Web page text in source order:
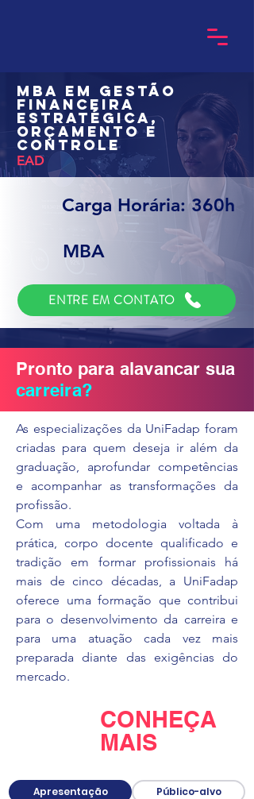
MBA em Gestão
Financeira
Estratégica,
Orçamento e
Controle
EAD
Carga Horária: 360h
MBA
ENTRE EM CONTATO
Pronto para alavancar sua
carreira?
As especializações da UniFadap foram
criadas para quem deseja ir além da
graduação, aprofundar competências
e acompanhar as transformações da
profissão.
Com uma metodologia voltada à
prática, corpo docente qualificado e
tradição em formar profissionais há
mais de cinco décadas, a UniFadap
oferece uma formação que contribui
para o desenvolvimento da carreira e
para uma atuação cada vez mais
preparada diante das exigências do
mercado.
CONHEÇA
MAIS
Apresentação
Público-alvo